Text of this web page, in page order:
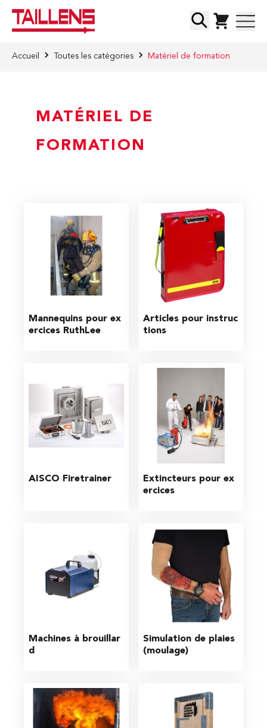
Chercher
Accueil Toutes les catégories Matériel de formation
MATÉRIEL DE
FORMATION
Mannequins pour ex
ercices RuthLee
Articles pour instruc
tions
AISCO Firetrainer
Extincteurs pour ex
ercices
Machines à brouillar
d
Simulation de plaies
(moulage)